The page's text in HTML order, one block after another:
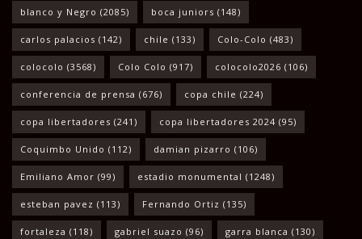
blanco y Negro (2085) boca juniors (148)
carlos palacios (142) chile (133) Colo-Colo (483)
colocolo (3568) Colo Colo (917) colocolo2026 (106)
conferencia de prensa (676) copa chile (224)
copa libertadores (241) copa libertadores 2024 (95)
Coquimbo Unido (112) damian pizarro (106)
Emiliano Amor (99) estadio monumental (1248)
esteban pavez (113) Fernando Ortiz (135)
fortaleza (118) gabriel suazo (96) garra blanca (130)